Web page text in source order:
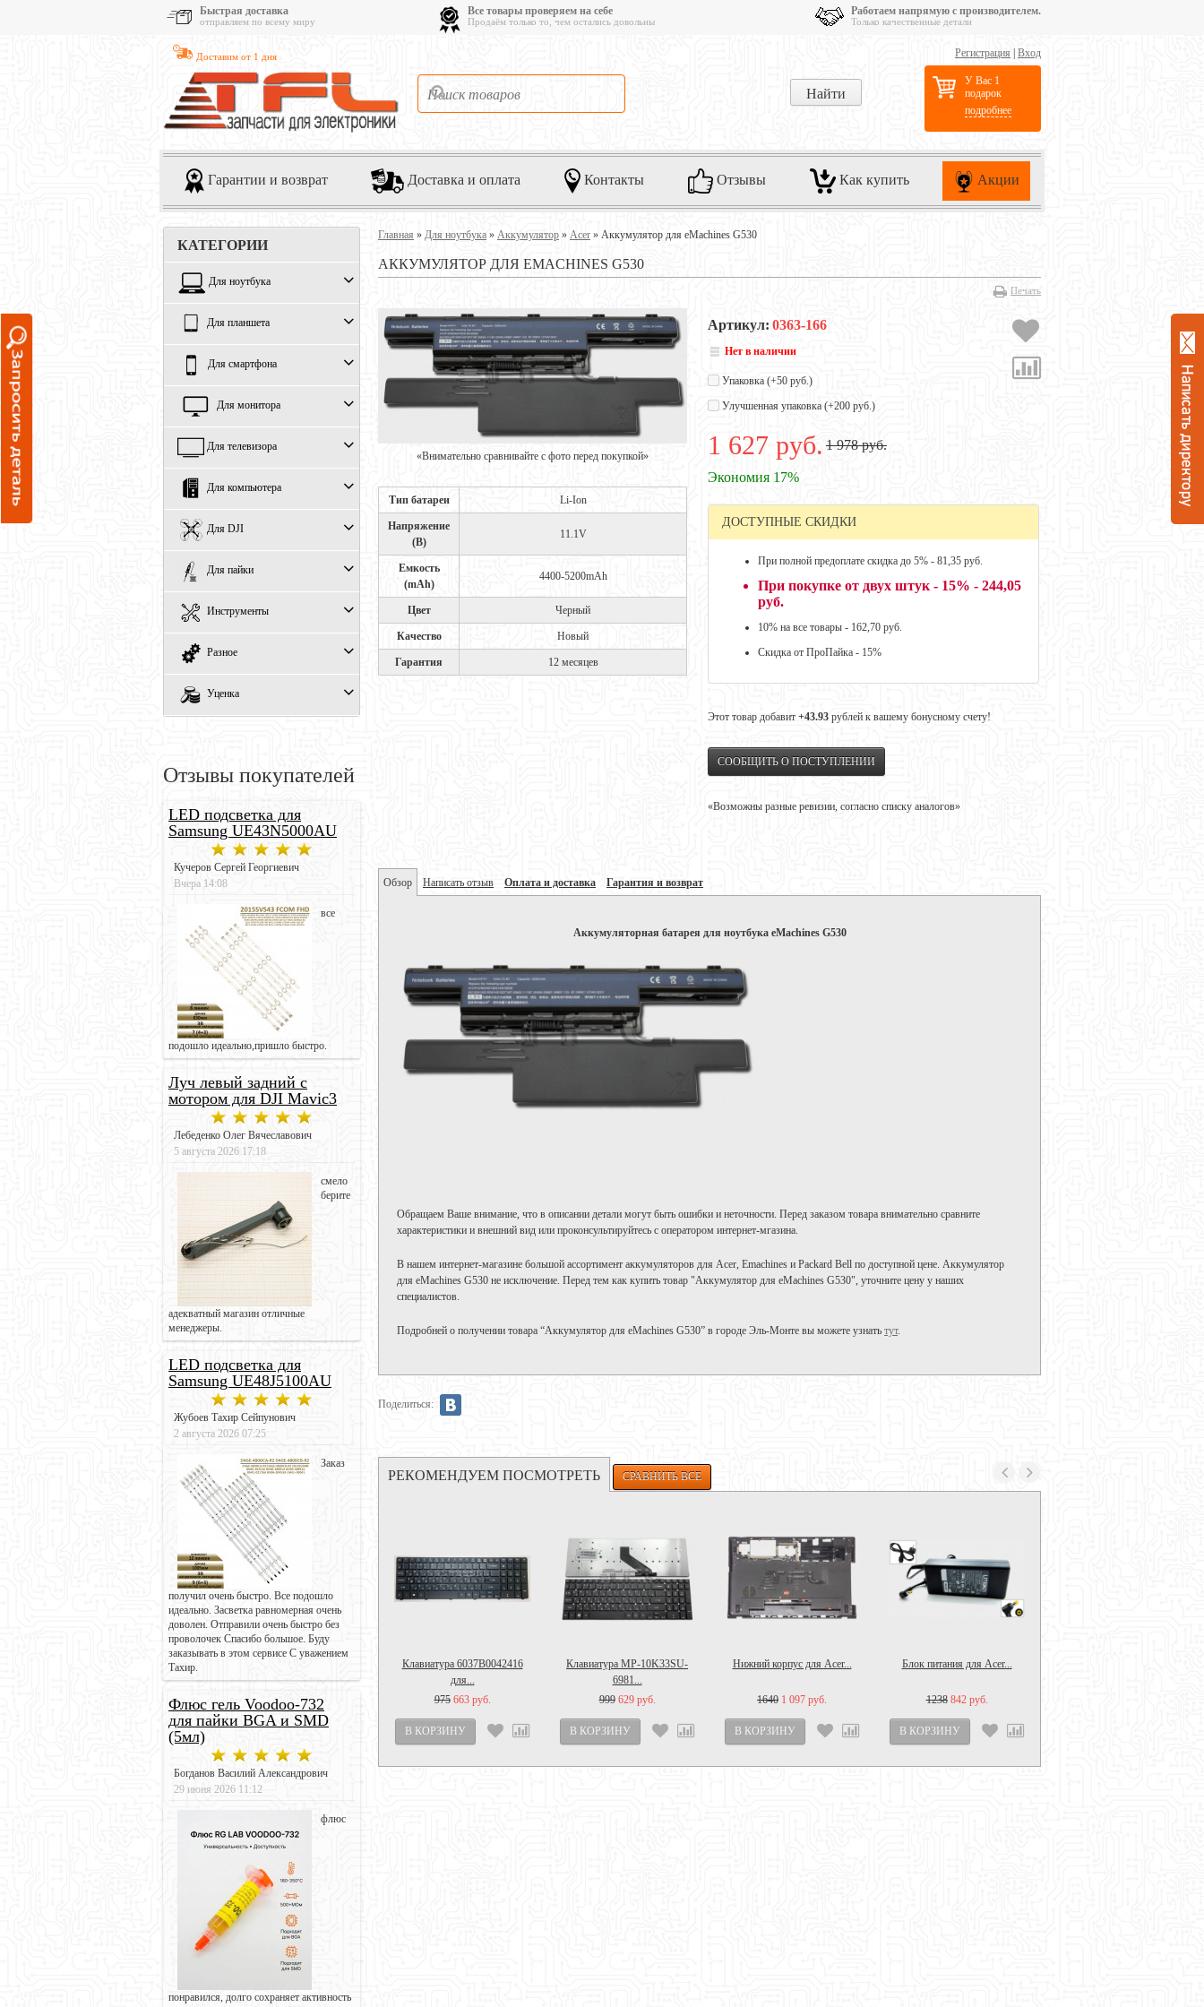
Быстрая доставка
отправляем по всему миру
Все товары проверяем на себе
Продаём только то, чем остались довольны
Работаем напрямую с производителем.
Только качественные детали
Доставим от 1 дня Регистрация Вход
У Вас 1
подарок
подробнее
Гарантии и возврат Доставка и оплата Контакты Отзывы Как купить Акции
КАТЕГОРИИ
Для ноутбука
Для планшета
Для смартфона
Для монитора
Для телевизора
Для компьютера
Для DJI
Для пайки
Инструменты
Разное
Уценка
Отзывы покупателей
LED подсветка для
Samsung UE43N5000AU
Кучеров Сергей Георгиевич
Вчера 14:08
все
подошло идеально,пришло быстро.
Луч левый задний с
мотором для DJI Mavic3
Лебеденко Олег Вячеславович
5 августа 2026 17:18
смело
берите
адекватный магазин отличные
менеджеры.
LED подсветка для
Samsung UE48J5100AU
Жубоев Тахир Сейпунович
2 августа 2026 07:25
Заказ
получил очень быстро. Все подошло
идеально. Засветка равномерная очень
доволен. Отправили очень быстро без
проволочек Спасибо большое. Буду
заказывать в этом сервисе С уважением
Тахир.
Флюс гель Voodoo-732
для пайки BGA и SMD
(5мл)
Богданов Василий Александрович
29 июня 2026 11:12
флюс
понравился, долго сохраняет активность
Главная » Для ноутбука » Аккумулятор » Acer » Аккумулятор для eMachines G530
АККУМУЛЯТОР ДЛЯ EMACHINES G530
Печать
«Внимательно сравнивайте с фото перед покупкой»
Тип батареи Li-Ion
Напряжение
(В)
11.1V
Емкость
(mAh)
4400-5200mAh
Цвет Черный
Качество Новый
Гарантия 12 месяцев
Артикул: 0363-166
Нет в наличии
Упаковка (+50 руб.)
Улучшенная упаковка (+200 руб.)
1 627 руб. 1 978 руб.
Экономия 17%
ДОСТУПНЫЕ СКИДКИ
При полной предоплате скидка до 5% - 81,35 руб.
При покупке от двух штук - 15% - 244,05
руб.
10% на все товары - 162,70 руб.
Скидка от ПроПайка - 15%
Этот товар добавит +43.93 рублей к вашему бонусному счету!
СООБЩИТЬ О ПОСТУПЛЕНИИ
«Возможны разные ревизии, согласно списку аналогов»
Обзор Написать отзыв Оплата и доставка Гарантия и возврат
Аккумуляторная батарея для ноутбука eMachines G530
Обращаем Ваше внимание, что в описании детали могут быть ошибки и неточности. Перед заказом товара внимательно сравните
характеристики и внешний вид или проконсультируйтесь с оператором интернет-мгазина.
В нашем интернет-магазине большой ассортимент аккумуляторов для Acer, Emachines и Packard Bell по доступной цене. Аккумулятор
для eMachines G530 не исключение. Перед тем как купить товар "Аккумулятор для eMachines G530", уточните цену у наших
специалистов.
Подробней о получении товара “Аккумулятор для eMachines G530” в городе Эль-Монте вы можете узнать тут.
Поделиться:
РЕКОМЕНДУЕМ ПОСМОТРЕТЬ
Клавиатура 6037B0042416
для...
975 663 руб.
Клавиатура MP-10K33SU-
6981...
999 629 руб.
Нижний корпус для Acer...
1640 1 097 руб.
Блок питания для Acer...
1238 842 руб.